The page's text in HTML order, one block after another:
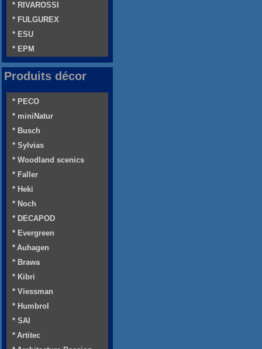
* RIVAROSSI
* FULGUREX
* ESU
* EPM
Produits décor
* PECO
* miniNatur
* Busch
* Sylvias
* Woodland scenics
* Faller
* Heki
* Noch
* DECAPOD
* Evergreen
* Auhagen
* Brawa
* Kibri
* Viessman
* Humbrol
* SAI
* Artitec